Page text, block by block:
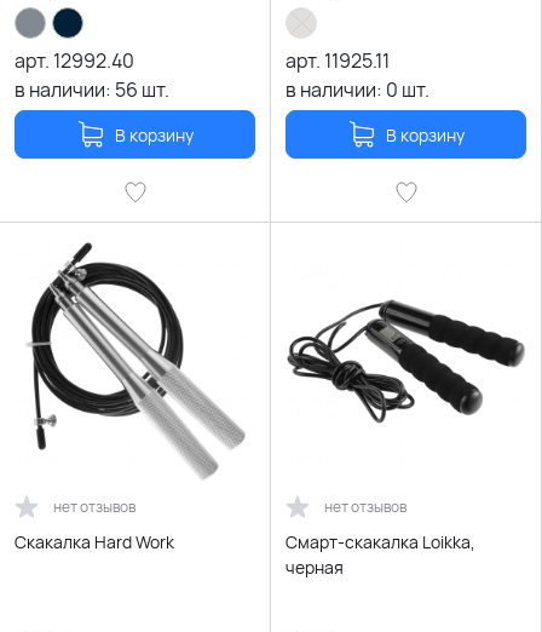
арт. 12992.40
в наличии: 56 шт.
В корзину
арт. 11925.11
в наличии: 0 шт.
В корзину
нет отзывов
Скакалка Hard Work
нет отзывов
Смарт-скакалка Loikka,
черная